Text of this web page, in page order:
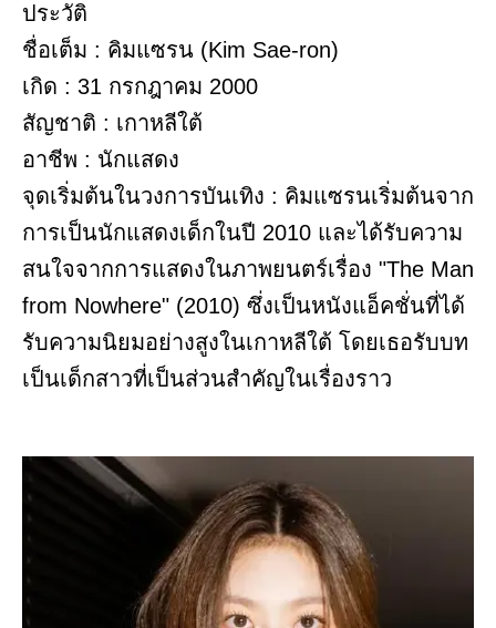
ประวัติ
ชื่อเต็ม : คิมแซรน (Kim Sae-ron)
เกิด : 31 กรกฎาคม 2000
สัญชาติ : เกาหลีใต้
อาชีพ : นักแสดง
จุดเริ่มต้นในวงการบันเทิง : คิมแซรนเริ่มต้นจาก
การเป็นนักแสดงเด็กในปี 2010 และได้รับความ
สนใจจากการแสดงในภาพยนตร์เรื่อง "The Man
from Nowhere" (2010) ซึ่งเป็นหนังแอ็คชั่นที่ได้
รับความนิยมอย่างสูงในเกาหลีใต้ โดยเธอรับบท
เป็นเด็กสาวที่เป็นส่วนสำคัญในเรื่องราว